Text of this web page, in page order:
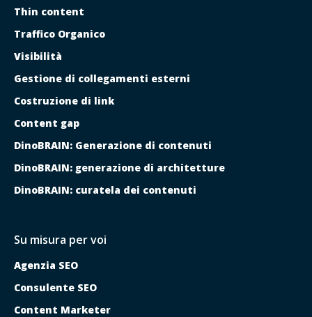
Thin content
Traffico Organico
Visibilità
Gestione di collegamenti esterni
Costruzione di link
Content gap
DinoBRAIN: Generazione di contenuti
DinoBRAIN: generazione di architetture
DinoBRAIN: curatela dei contenuti
Su misura per voi
Agenzia SEO
Consulente SEO
Content Marketer